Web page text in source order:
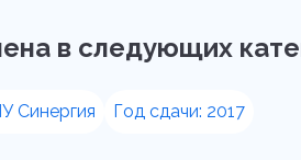
в следующих
Синергия Год сдачи: 2017